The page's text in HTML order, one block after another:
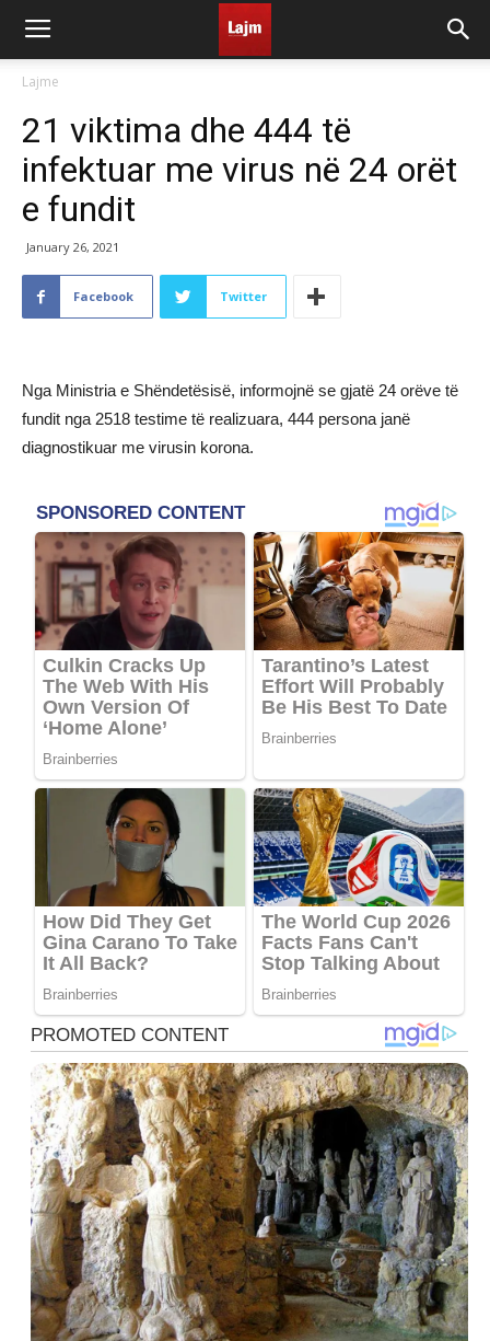
Lajme
21 viktima dhe 444 të
infektuar me virus në 24 orët
e fundit
January 26, 2021
Facebook Twitter
Nga Ministria e Shëndetësisë, informojnë se gjatë 24 orëve të
fundit nga 2518 testime të realizuara, 444 persona janë
diagnostikuar me virusin korona.